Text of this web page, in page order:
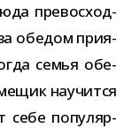
пре­вос­ход­
обе­дом при­я­
семья обе­
научится
себе попу­ляр­